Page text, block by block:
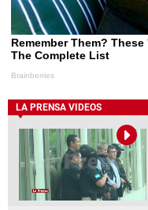
LA PRENSA VIDEOS